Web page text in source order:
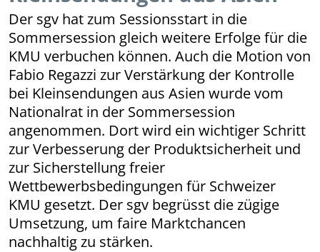
Der sgv hat zum Sessionsstart in die
Sommersession gleich weitere Erfolge für die
KMU verbuchen können. Auch die Motion von
Fabio Regazzi zur Verstärkung der Kontrolle
bei Kleinsendungen aus Asien wurde vom
Nationalrat in der Sommersession
angenommen. Dort wird ein wichtiger Schritt
zur Verbesserung der Produktsicherheit und
zur Sicherstellung freier
Wettbewerbsbedingungen für Schweizer
KMU gesetzt. Der sgv begrüsst die zügige
Umsetzung, um faire Marktchancen
nachhaltig zu stärken.